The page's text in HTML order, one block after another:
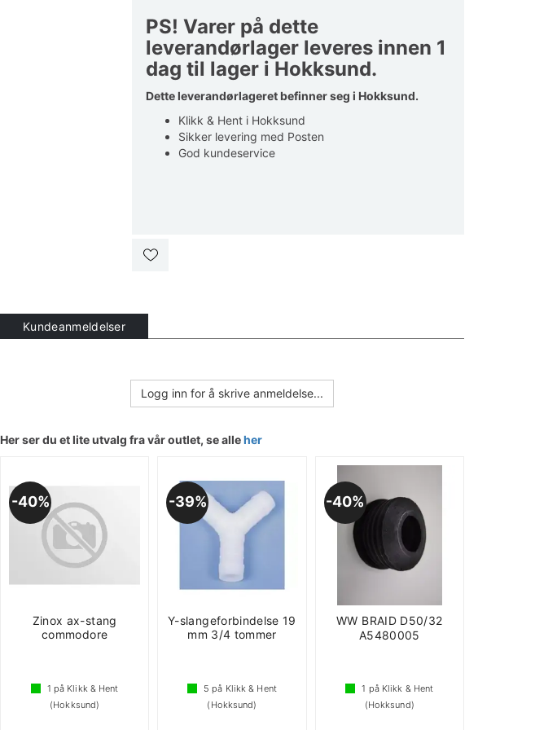
PS! Varer på dette
leverandørlager leveres innen 1
dag til lager i Hokksund.
Dette leverandørlageret befinner seg i Hokksund.
Klikk & Hent i Hokksund
Sikker levering med Posten
God kundeservice
Kundeanmeldelser
Logg inn for å skrive anmeldelse...
Her ser du et lite utvalg fra vår outlet, se alleher
40%
Zinox ax-stang
commodore
1 på Klikk & Hent
(Hokksund)
39%
Y-slangeforbindelse 19
mm 3/4 tommer
5 på Klikk & Hent
(Hokksund)
40%
WW BRAID D50/32
A5480005
1 på Klikk & Hent
(Hokksund)